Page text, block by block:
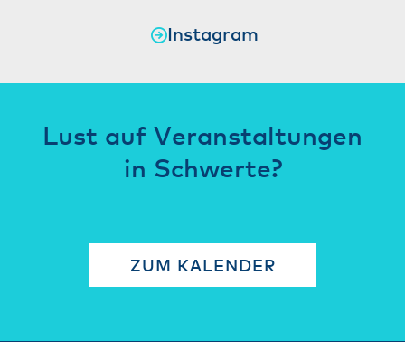
Instagram
Lust auf Veranstaltungen
in Schwerte?
ZUM KALENDER